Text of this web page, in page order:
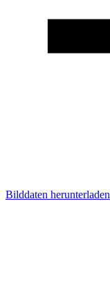
Bilddaten herunterladen